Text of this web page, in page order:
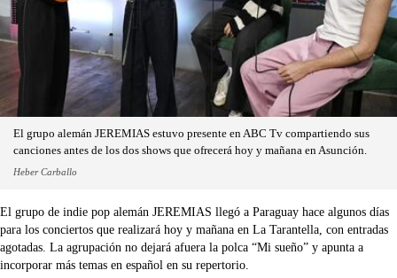
El grupo alemán JEREMIAS estuvo presente en ABC Tv compartiendo sus
canciones antes de los dos shows que ofrecerá hoy y mañana en Asunción.
Heber Carballo
El grupo de indie pop alemán JEREMIAS llegó a Paraguay hace algunos días
para los conciertos que realizará hoy y mañana en La Tarantella, con entradas
agotadas. La agrupación no dejará afuera la polca “Mi sueño” y apunta a
incorporar más temas en español en su repertorio.